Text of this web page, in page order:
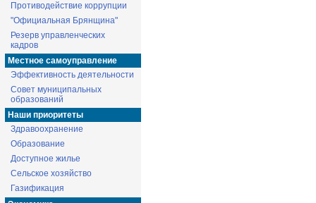
Противодействие коррупции
"Официальная Брянщина"
Резерв управленческих
кадров
Местное самоуправление
Эффективность деятельности
Совет муниципальных
образований
Наши приоритеты
Здравоохранение
Образование
Доступное жилье
Сельское хозяйство
Газификация